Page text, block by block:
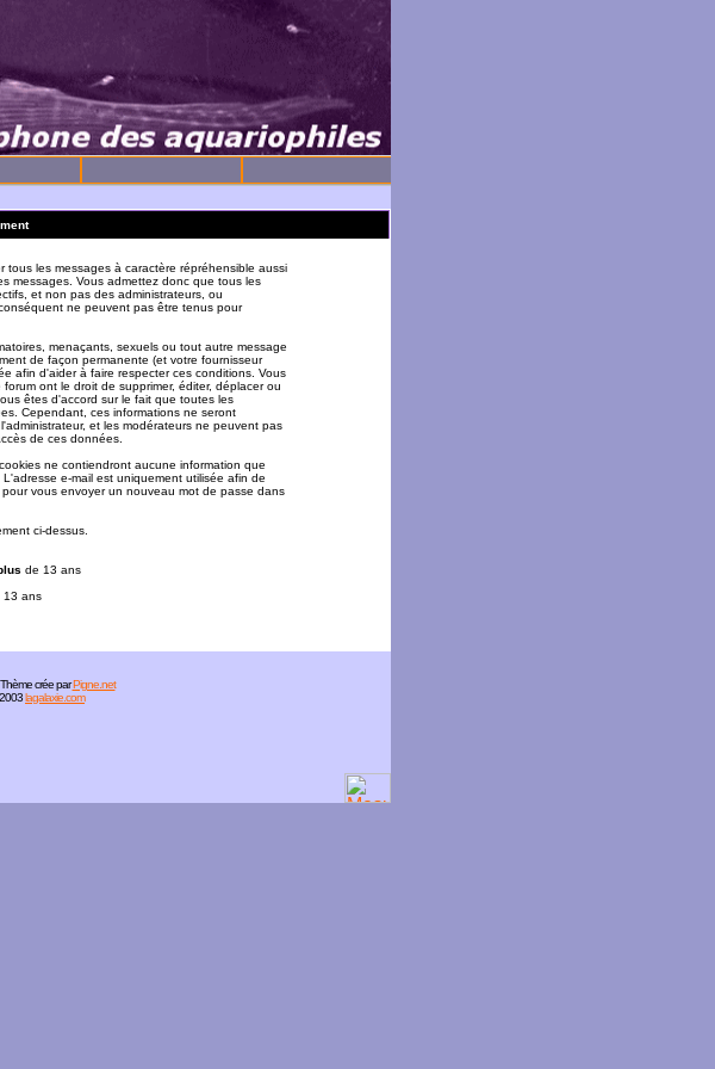
les messages à caractère répréhensible aussi
messages. Vous admettez donc que tous les
et non pas des administrateurs, ou
ne peuvent pas être tenus pour
menaçants, sexuels ou tout autre message
de façon permanente (et votre fournisseur
afin d'aider à faire respecter ces conditions. Vous
ont le droit de supprimer, éditer, déplacer ou
êtes d'accord sur le fait que toutes les
Cependant, ces informations ne seront
et les modérateurs ne peuvent pas
de ces données.
ne contiendront aucune information que
e-mail est uniquement utilisée afin de
vous envoyer un nouveau mot de passe dans
ci-dessus.
de 13 ans
13 ans
crée parPigne.net
lagalaxie.com